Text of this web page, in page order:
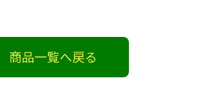
商品一覧へ戻る